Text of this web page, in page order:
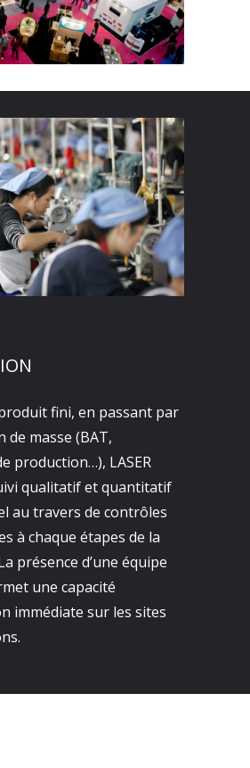
fini, en passant par
de masse (BAT,
production…), LASER
qualitatif et quantitatif
au travers de contrôles
à chaque étapes de la
présence d’une équipe
une capacité
immédiate sur les sites